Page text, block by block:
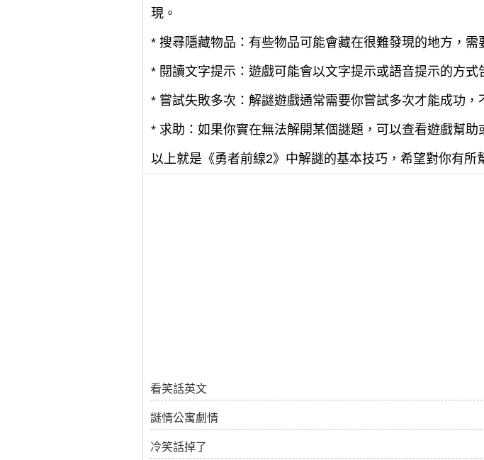
現。
* 搜尋隱藏物品：有些物品可能會藏在很難發現的地方，需
* 閱讀文字提示：遊戲可能會以文字提示或語音提示的方式
* 嘗試失敗多次：解謎遊戲通常需要你嘗試多次才能成功，
* 求助：如果你實在無法解開某個謎題，可以查看遊戲幫助
以上就是《勇者前線2》中解謎的基本技巧，希望對你有所
看笑話英文
謎情公寓劇情
冷笑話掉了